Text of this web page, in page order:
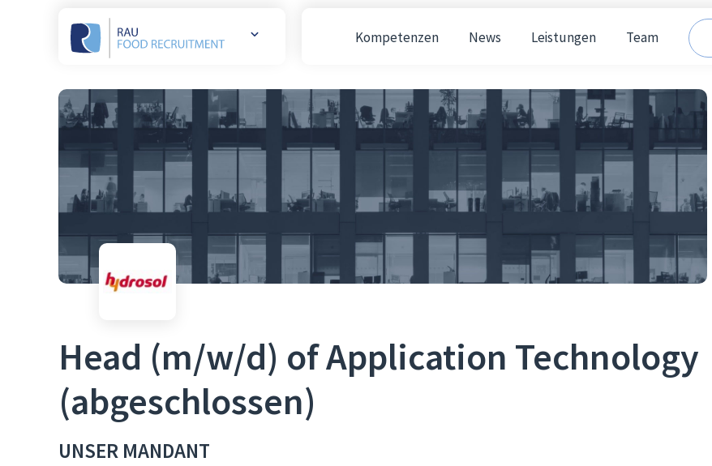
Weitere Kompetenzen News Leistungen Team
Head (m/w/d) of Application Technology
(abgeschlossen)
UNSER MANDANT